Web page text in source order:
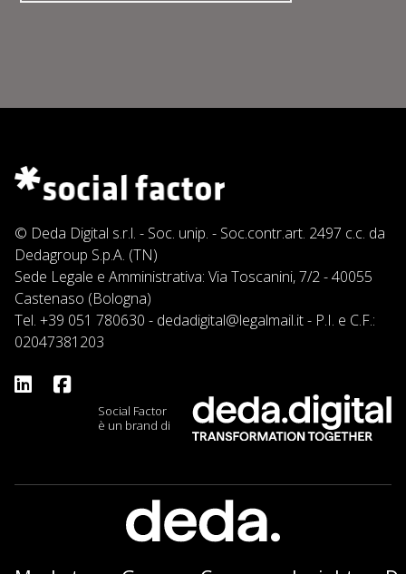
© Deda Digital s.r.l. - Soc. unip. - Soc.contr.art. 2497 c.c. da
Dedagroup S.p.A. (TN)
Sede Legale e Amministrativa: Via Toscanini, 7/2 - 40055
Castenaso (Bologna)
Tel. +39 051 780630 - dedadigital@legalmail.it- P.I. e C.F.:
02047381203
Social Factor
è un brand di